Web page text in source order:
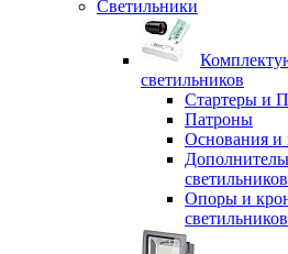
Светильники
светильников
Стартеры и
Патроны
Основания
светильников
Опоры и
светильников